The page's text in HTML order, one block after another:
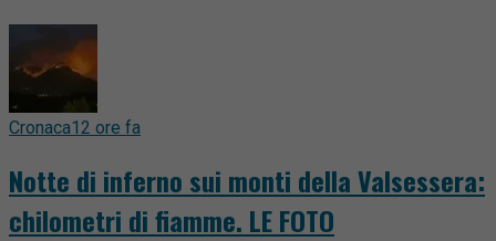
Cronaca12 ore fa
Notte di inferno sui monti della Valsessera:
chilometri di fiamme. LE FOTO